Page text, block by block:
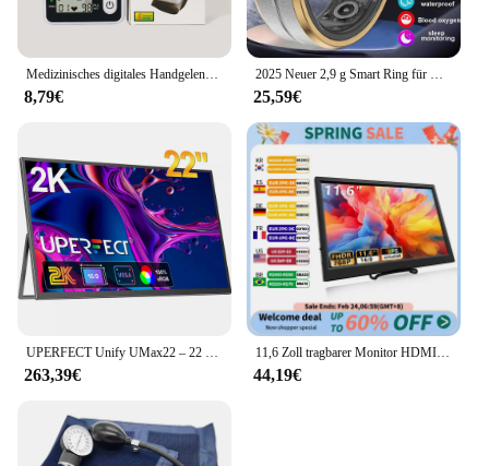
Medizinisches digitales Handgelenk-Blutdruckmessgerät, Herzfrequenz-Pulsmesser, Messung des Blutdruckmessers, PR-LCD-Bildschirm, tragbares Gesundheitswesen
8,79€
2025 Neuer 2,9 g Smart Ring für Männer, Gesamtgesundheitsüberwachung, Übungsschritte, Taschenrechner, IP68, wasserdicht, GPS, Bewegungsverfolgung, Smartring für Frauen
25,59€
UPERFECT Unify UMax22 – 22 Zoll 2K Computermonitor 1440P Gaming-Display mit VESA & 180° verstellbarem Ständer HDMI USB C Externer Bildschirm für PC Mac Telefon Xbox Switch PS5
263,39€
11,6 Zoll tragbarer Monitor HDMI-kompatibler Laptop zweiter Bildschirm Gaming erweitertes Display für Switch/PS4/Xbox/Himbeer Pi
44,19€